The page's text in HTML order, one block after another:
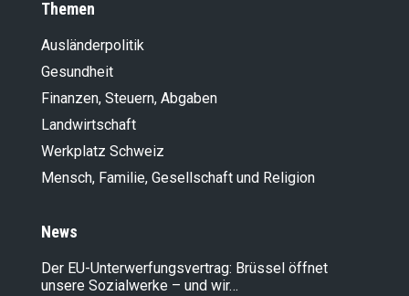
Themen
Ausländer­politik
Gesundheit
Finanzen, Steuern, Abgaben
Landwirt­schaft
Werkplatz Schweiz
Mensch, Familie, Gesellschaft und Religion
News
Der EU-Unterwerfungsvertrag: Brüssel öffnet
unsere Sozialwerke – und wir…